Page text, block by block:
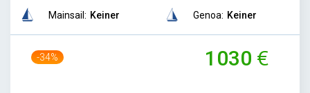
Mainsail: Keiner
Genoa: Keiner
-34% 1030